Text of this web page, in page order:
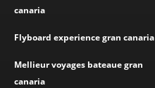
canaria
Flyboard experience gran canaria
Mellieur voyages bateaue gran
canaria